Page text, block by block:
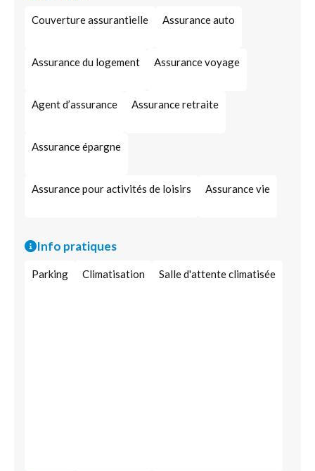
Couverture assurantielle Assurance auto
Assurance du logement Assurance voyage
Agent d’assurance Assurance retraite
Assurance épargne
Assurance pour activités de loisirs Assurance vie
Info pratiques
Parking Climatisation Salle d'attente climatisée